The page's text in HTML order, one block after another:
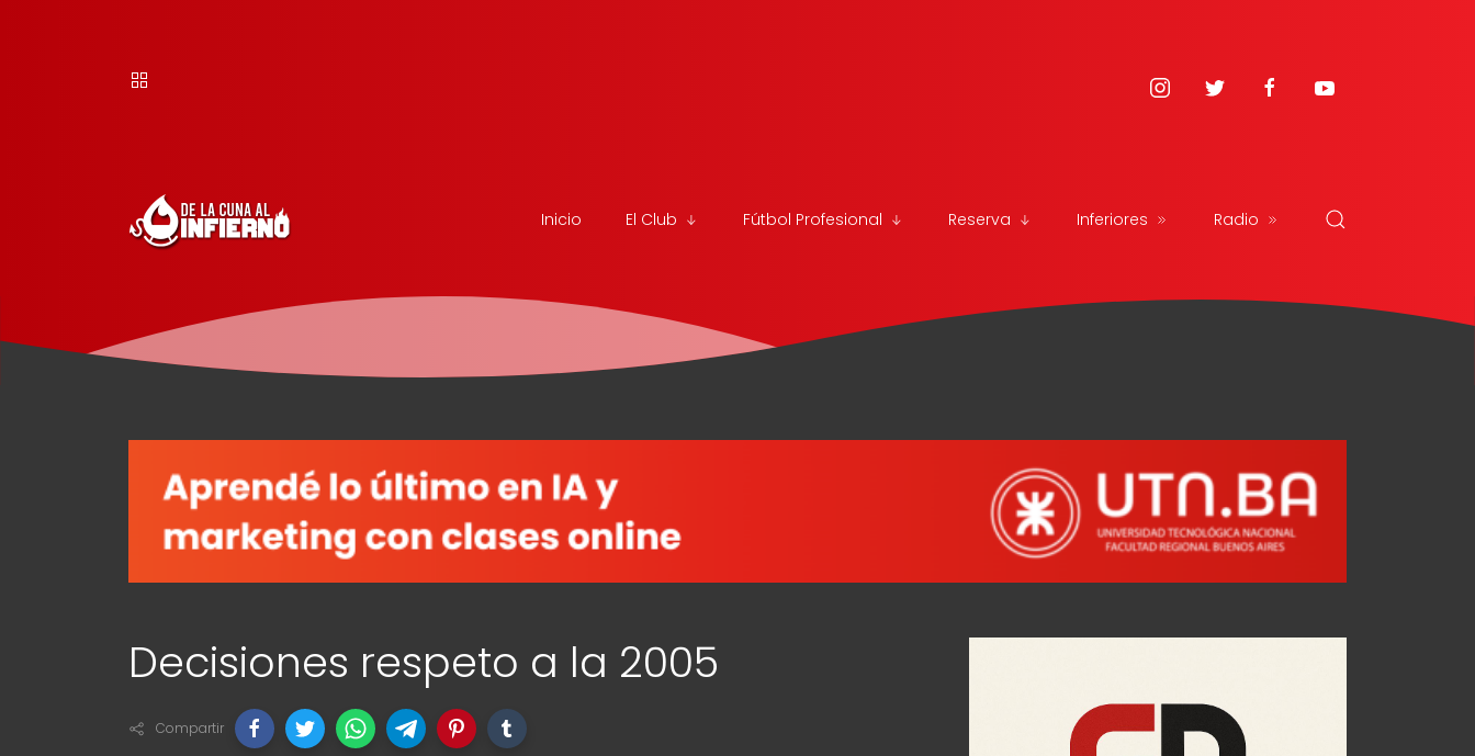
Inicio El Club Fútbol Profesional Reserva Inferiores Radio
Decisiones respeto a la 2005
Compartir